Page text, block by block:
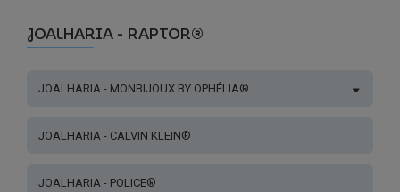
JOALHARIA - RAPTOR®
JOALHARIA - MONBIJOUX BY OPHÉLIA®
JOALHARIA - CALVIN KLEIN®
JOALHARIA - POLICE®